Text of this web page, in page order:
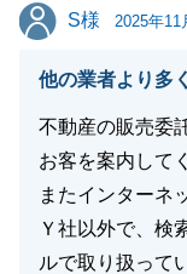
S様
S様 2025年11
他の業者より多
不動産の販売委
お客を案内して
またインターネ
Ｙ社以外で、検
ルで取り扱って